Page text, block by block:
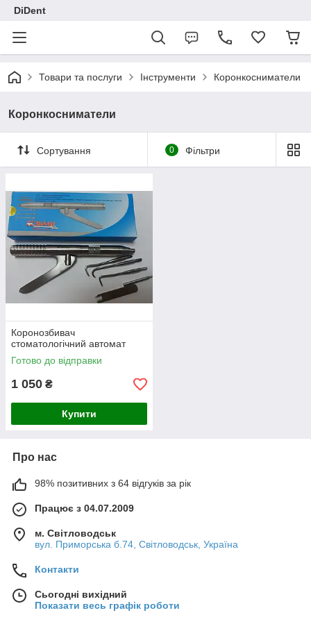
DiDent
Товари та послуги Інструменти Коронкосниматели
Коронкосниматели
Сортування 0 Фільтри
Коронозбивач
стоматологічний автомат
Готово до відправки
1 050 ₴
Купити
Про нас
98% позитивних з 64 відгуків за рік
Працює з 04.07.2009
м. Світловодськ
вул. Приморська б.74, Світловодськ, Україна
Контакти
Сьогодні вихідний
Показати весь графік роботи